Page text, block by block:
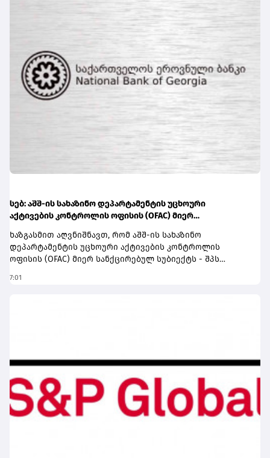
სებ: აშშ-ის სახაზინო დეპარტამენტის უცხოური
აქტივების კონტროლის ოფისის (OFAC) მიერ
ეროვნული ბანკის რეგულირებულ სუბიექტს
ხაზგასმით აღვნიშნავთ, რომ აშშ-ის სახაზინო
დეპარტამენტის უცხოური აქტივების კონტროლის
ოფისის (OFAC) მიერ სანქცირებულ სუბიექტს - შპს
მომსახურების პროვაიდერად რეგისტრაციის თაობაზე
ბანკის მარეგულირებელი ჩარჩო აწესებს ბაზარზე
შესვლისა და ოპერირების მკაცრ მოთხოვნებს და
წარმოადგენს მნიშვნელოვან ფილტრს უკანონო
საქმიანობასთან დაკავშირებული
სუბიექტებისთვის.ამასთან, ეროვნული ბანკის მიერ
7:01